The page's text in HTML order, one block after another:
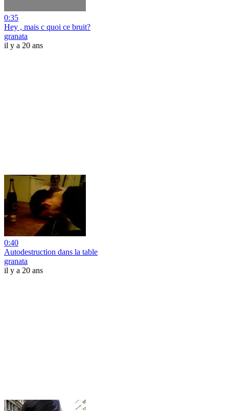
0:35
Hey , mais c quoi ce bruit?
granata
il y a 20 ans
0:40
Autodestruction dans la table
granata
il y a 20 ans